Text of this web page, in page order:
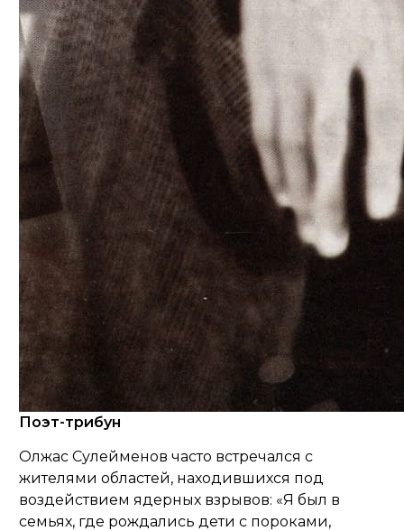
Поэт-трибун
Олжас Сулейменов часто встречался с
жителями областей, находившихся под
воздействием ядерных взрывов: «Я был в
семьях, где рождались дети с пороками,